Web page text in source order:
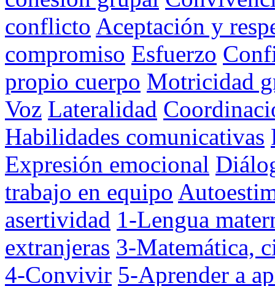
conflicto Aceptación y
compromiso Esfuerzo
propio cuerpo Motricidad
Voz Lateralidad
Habilidades comunicativas
Expresión emocional
trabajo en equipo
asertividad 1-Lengua
extranjeras 3-Matemática,
4-Convivir 5-Aprender a